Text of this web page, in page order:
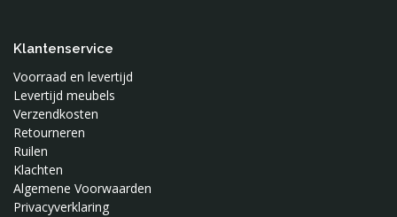
Klantenservice
Voorraad en levertijd
Levertijd meubels
Verzendkosten
Retourneren
Ruilen
Klachten
Algemene Voorwaarden
Privacyverklaring